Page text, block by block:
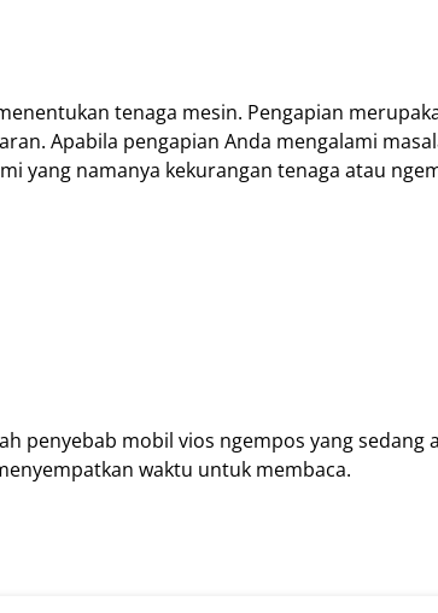
tenaga mesin. Pengapian
Apabila pengapian Anda mengalami
yang namanya kekurangan tenaga atau
penyebab mobil vios ngempos yang sedang
waktu untuk membaca.